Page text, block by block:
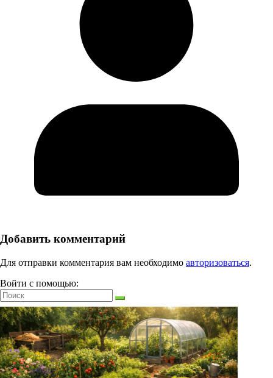
Добавить комментарий
Для отправки комментария вам необходимо авторизоваться.
Войти с помощью: